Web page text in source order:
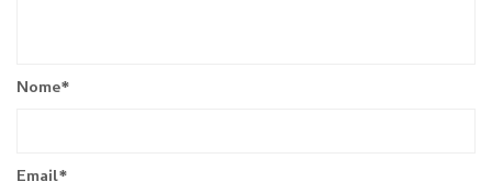
Nome*
Email*